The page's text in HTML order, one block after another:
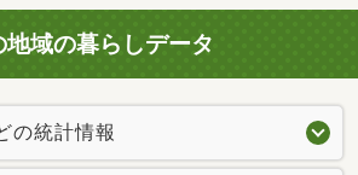
地域の暮らしデータ
の統計情報